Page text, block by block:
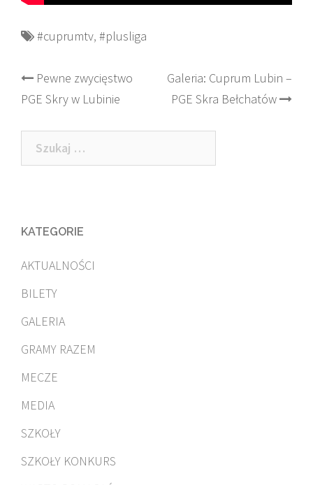
#cuprumtv, #plusliga
Post
navigation
Pewne zwycięstwo
PGE Skry w Lubinie
Galeria: Cuprum Lubin –
PGE Skra Bełchatów
Szukaj:
KATEGORIE
AKTUALNOŚCI
BILETY
GALERIA
GRAMY RAZEM
MECZE
MEDIA
SZKOŁY
SZKOŁY KONKURS